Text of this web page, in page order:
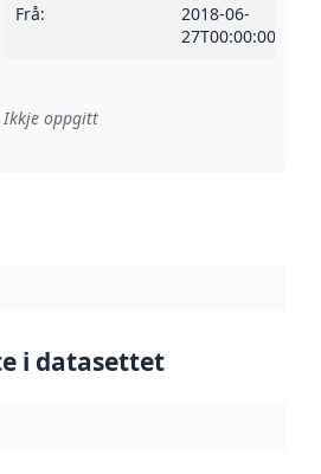
Frå:
2018-06-
27T00:00:00Z
til ei implementeringsregel eller
Ikkje oppgitt
i datasettet